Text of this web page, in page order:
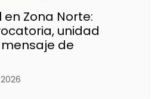
en Zona Norte:
unidad
de